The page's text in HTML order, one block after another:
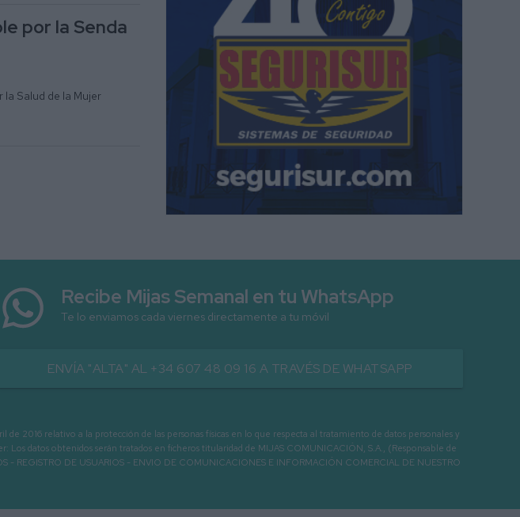
por la Senda
la Salud de la Mujer
Recibe Mijas Semanal en tu WhatsApp
Te lo enviamos cada viernes directamente a tu móvil
ENVÍA "ALTA" AL +34 607 48 09 16 A TRAVÉS DE WHATSAPP
2016 relativo a la protección de las personas físicas en lo que respecta al tratamiento de datos personales y
datos obtenidos serán tratados en ficheros titularidad de MIJAS COMUNICACIÓN, S.A., (Responsable de
REGISTRO DE USUARIOS - ENVIO DE COMUNICACIONES E INFORMACIÓN COMERCIAL DE NUESTRO